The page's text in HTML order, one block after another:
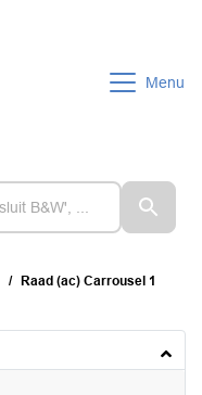
Menu
Raad (ac) Carrousel 1